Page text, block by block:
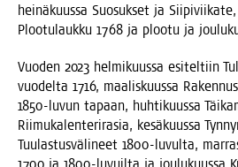
hei­nä­kuus­sa Suo­suk­set ja
Ploo­tu­lauk­ku 1768 ja ploo­tu ja
Vuo­den 2023 hel­mi­kuus­sa esi­tel­tiin
vuo­del­ta 1716, maa­lis­kuus­sa
1850-luvun tapaan, huh­ti­kuus­sa
Rii­mu­ka­len­te­ri­ra­sia, kesä­kuus­sa
Tuu­las­tus­vä­li­neet 1800-luvul­ta,